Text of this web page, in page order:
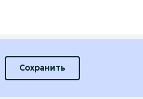
Сохранить